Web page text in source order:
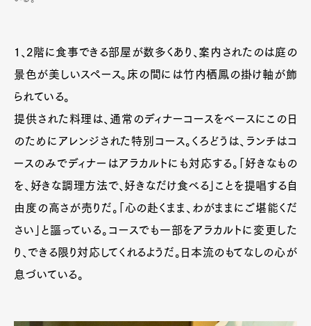
1、2階に食事できる部屋が数多くあり、案内されたのは庭の
景色が美しいスペース。床の間には竹内栖鳳の掛け軸が飾
られている。
提供された料理は、通常のディナーコースをベースにこの日
のためにアレンジされた特別コース。くろどうは、ランチはコ
ースのみでディナーはアラカルトにも対応する。「好きなもの
を、好きな調理方法で、好きなだけ食べる」ことを提唱する自
由度の高さが売りだ。「心の赴くまま、わがままにご堪能くだ
さい」と謳っている。コースでも一部をアラカルトに変更した
り、できる限り対応してくれるようだ。日本流のもてなしの心が
息づいている。